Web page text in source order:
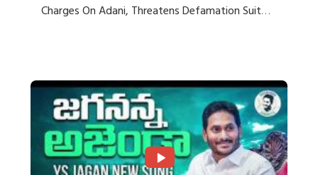
Charges On Adani, Threatens Defamation Suit